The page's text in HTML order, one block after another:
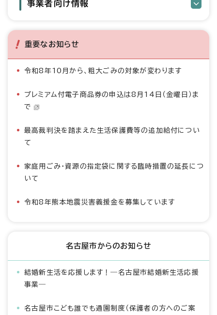
事業者向け情報
重要なお知らせ
令和8年10月から、粗大ごみの対象が変わります
プレミアム付電子商品券の申込は8月14日（金曜日）ま
で
最高裁判決を踏まえた生活保護費等の追加給付につい
て
家庭用ごみ・資源の指定袋に関する臨時措置の延長につ
いて
令和8年熊本地震災害義援金を募集しています
名古屋市からのお知らせ
結婚新生活を応援します！―名古屋市結婚新生活応援
事業―
名古屋市こども誰でも通園制度（保護者の方へのご案